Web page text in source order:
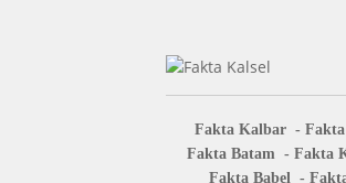
Fakta Kalbar
Fakta Batam
Fakta
Fakta Babel